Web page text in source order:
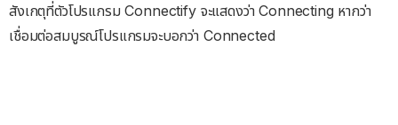
สังเกตุที่ตัวโปรแกรม Connectify จะแสดงว่า Connecting หากว่า
เชื่อมต่อสมบูรณ์โปรแกรมจะบอกว่า Connected